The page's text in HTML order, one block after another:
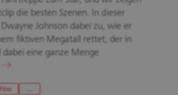
die besten Szenen. In dieser
Johnson dabei zu, wie er
fiktiven Megatall rettet, der in
dabei eine ganze Menge
Film